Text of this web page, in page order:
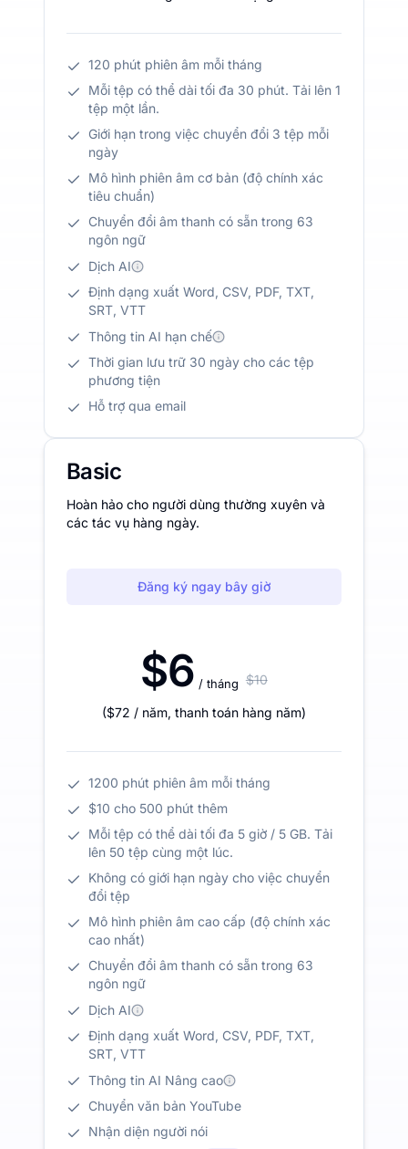
120 phút phiên âm mỗi tháng
Mỗi tệp có thể dài tối đa 30 phút. Tải lên 1
tệp một lần.
Giới hạn trong việc chuyển đổi 3 tệp mỗi
ngày
Mô hình phiên âm cơ bản (độ chính xác
tiêu chuẩn)
Chuyển đổi âm thanh có sẵn trong 63
ngôn ngữ
Dịch AI
Định dạng xuất Word, CSV, PDF, TXT,
SRT, VTT
Thông tin AI hạn chế
Thời gian lưu trữ 30 ngày cho các tệp
phương tiện
Hỗ trợ qua email
Basic
Hoàn hảo cho người dùng thường xuyên và
các tác vụ hàng ngày.
Đăng ký ngay bây giờ
$6 / tháng $10
($72 / năm, thanh toán hàng năm)
1200 phút phiên âm mỗi tháng
$10 cho 500 phút thêm
Mỗi tệp có thể dài tối đa 5 giờ / 5 GB. Tải
lên 50 tệp cùng một lúc.
Không có giới hạn ngày cho việc chuyển
đổi tệp
Mô hình phiên âm cao cấp (độ chính xác
cao nhất)
Chuyển đổi âm thanh có sẵn trong 63
ngôn ngữ
Dịch AI
Định dạng xuất Word, CSV, PDF, TXT,
SRT, VTT
Thông tin AI Nâng cao
Chuyển văn bản YouTube
Nhận diện người nói